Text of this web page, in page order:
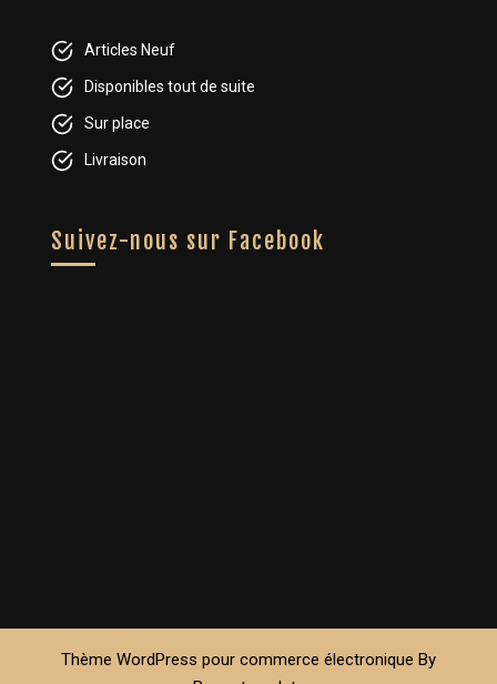
Articles Neuf
Disponibles tout de suite
Sur place
Livraison
Suivez-nous sur Facebook
Thème WordPress pour commerce électronique By